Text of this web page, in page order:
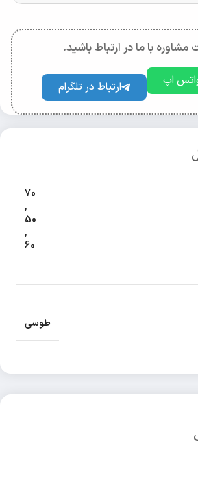
مشاوره با ما در ارتباط باشید.
اپ ارتباط در تلگرام
70
,
50
,
60
طوسی